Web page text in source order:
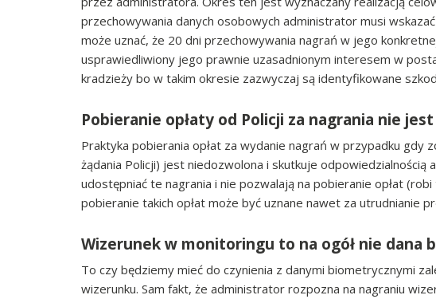
przechowywania danych osobowych administrator musi
może uznać, że 20 dni przechowywania nagrań w jego
usprawiedliwiony jego prawnie uzasadnionym interesem w
kradzieży bo w takim okresie zazwyczaj są identyfikowane
Pobieranie opłaty od Policji za nagrania nie
Praktyka pobierania opłat za wydanie nagrań w przypadku
żądania Policji) jest niedozwolona i skutkuje odpowiedzialnością
udostępniać te nagrania i nie pozwalają na pobieranie opłat
pobieranie takich opłat może być uznane nawet za utrudnianie
Wizerunek w monitoringu to na ogół nie dana
To czy będziemy mieć do czynienia z danymi biometrycznymi
wizerunku. Sam fakt, że administrator rozpozna na nagraniu